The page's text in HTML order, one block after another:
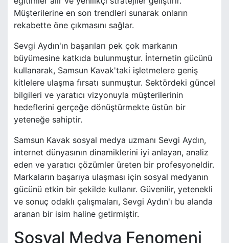
Müşterilerine en son trendleri sunarak onların
rekabette öne çıkmasını sağlar.
Sevgi Aydın'ın başarıları pek çok markanın
büyümesine katkıda bulunmuştur. İnternetin gücünü
kullanarak, Samsun Kavak'taki işletmelere geniş
kitlelere ulaşma fırsatı sunmuştur. Sektördeki güncel
bilgileri ve yaratıcı vizyonuyla müşterilerinin
hedeflerini gerçeğe dönüştürmekte üstün bir
yeteneğe sahiptir.
Samsun Kavak sosyal medya uzmanı Sevgi Aydın,
internet dünyasının dinamiklerini iyi anlayan, analiz
eden ve yaratıcı çözümler üreten bir profesyoneldir.
Markaların başarıya ulaşması için sosyal medyanın
gücünü etkin bir şekilde kullanır. Güvenilir, yetenekli
ve sonuç odaklı çalışmaları, Sevgi Aydın'ı bu alanda
aranan bir isim haline getirmiştir.
Sosyal Medya Fenomeni